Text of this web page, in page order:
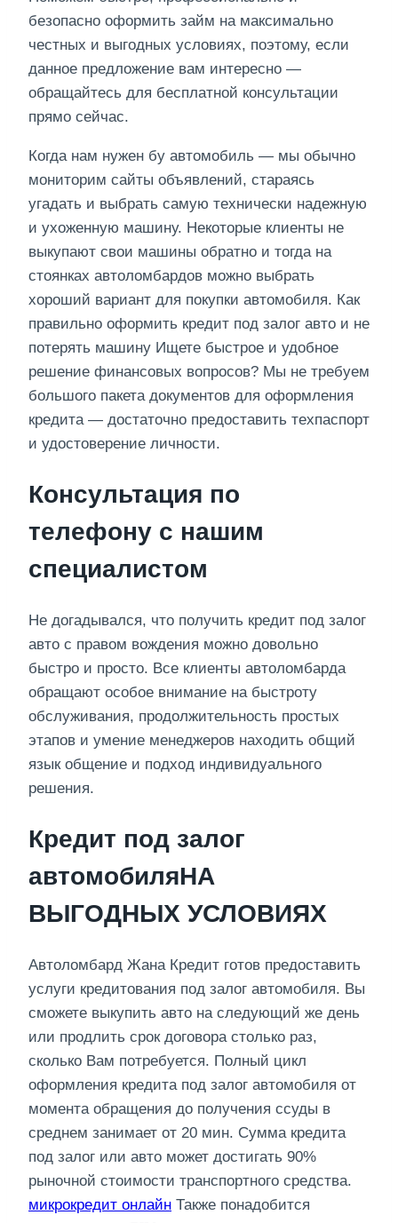
безопасно оформить займ на максимально
честных и выгодных условиях, поэтому, если
данное предложение вам интересно —
обращайтесь для бесплатной консультации
прямо сейчас.
Когда нам нужен бу автомобиль — мы обычно
мониторим сайты объявлений, стараясь
угадать и выбрать самую технически надежную
и ухоженную машину. Некоторые клиенты не
выкупают свои машины обратно и тогда на
стоянках автоломбардов можно выбрать
хороший вариант для покупки автомобиля. Как
правильно оформить кредит под залог авто и не
потерять машину Ищете быстрое и удобное
решение финансовых вопросов? Мы не требуем
большого пакета документов для оформления
кредита — достаточно предоставить техпаспорт
и удостоверение личности.
Консультация по
телефону с нашим
специалистом
Не догадывался, что получить кредит под залог
авто с правом вождения можно довольно
быстро и просто. Все клиенты автоломбарда
обращают особое внимание на быстроту
обслуживания, продолжительность простых
этапов и умение менеджеров находить общий
язык общение и подход индивидуального
решения.
Кредит под залог
автомобиляНА
ВЫГОДНЫХ УСЛОВИЯХ
Автоломбард Жана Кредит готов предоставить
услуги кредитования под залог автомобиля. Вы
сможете выкупить авто на следующий же день
или продлить срок договора столько раз,
сколько Вам потребуется. Полный цикл
оформления кредита под залог автомобиля от
момента обращения до получения ссуды в
среднем занимает от 20 мин. Сумма кредита
под залог или авто может достигать 90%
рыночной стоимости транспортного средства.
микрокредит онлайн Также понадобится